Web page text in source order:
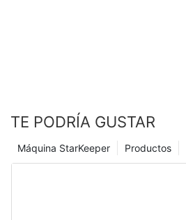
TE PODRÍA GUSTAR
Productos
Máquina StarKeeper